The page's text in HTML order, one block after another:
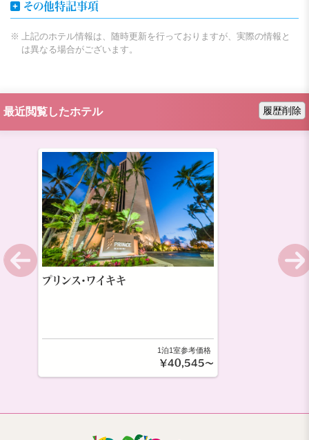
その他特記事項
上記のホテル情報は、随時更新を行っておりますが、実際の情報と
は異なる場合がございます。
最近閲覧したホテル 履歴削除
プリンス・ワイキキ
1泊1室参考価格
￥40,545～